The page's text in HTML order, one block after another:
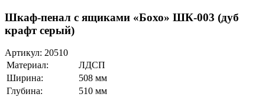
Шкаф-пенал с ящиками «Бохо» ШК-003 (дуб
крафт серый)
Артикул: 20510
Материал:
ЛДСП
Ширина:
508 мм
Глубина:
510 мм